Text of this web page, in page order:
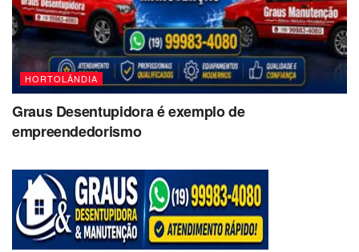
HORTOLÂNDIA
Graus Desentupidora é exemplo de
empreendedorismo